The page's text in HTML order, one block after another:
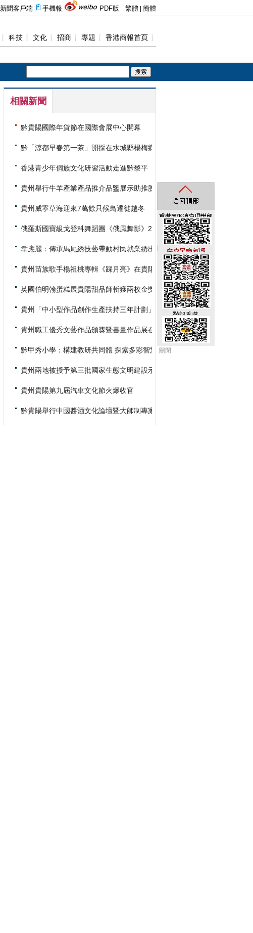
相關新聞
黔貴陽國際年貨節在國際會展中心開幕
黔「涼都早春第一茶」開採在水城縣楊梅鄉舉行
香港青少年侗族文化研習活動走進黔黎平
貴州舉行牛羊產業產品推介品鑒展示助推脫貧攻堅
貴州威寧草海迎來7萬餘只候鳥遷徙越冬
俄羅斯國寶級戈登科舞蹈團《俄風舞影》22日入黔展演
韋應麗：傳承馬尾綉技藝帶動村民就業綉出致富路
貴州苗族歌手楊祖桃專輯《踩月亮》在貴陽成功發佈
英國伯明翰蛋糕展貴陽甜品師斬獲兩枚金獎
貴州「中小型作品創作生產扶持三年計劃」圓滿落幕
貴州職工優秀文藝作品頒獎暨書畫作品展在貴陽舉行
黔甲秀小學：構建教研共同體 探索多彩智慧課堂
貴州兩地被授予第三批國家生態文明建設示範市縣稱號
貴州貴陽第九屆汽車文化節火爆收官
黔貴陽舉行中國醬酒文化論壇暨大師制專家品鑒會
關閉